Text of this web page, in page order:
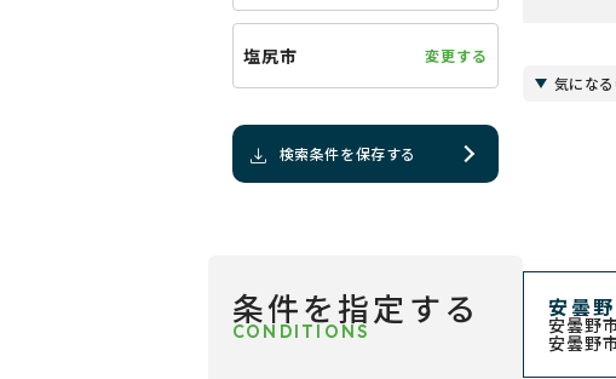
気にな
安曇
安曇野
安曇野
塩尻市 変更する
検索条件を保存する
条件を指定する
CONDITIONS